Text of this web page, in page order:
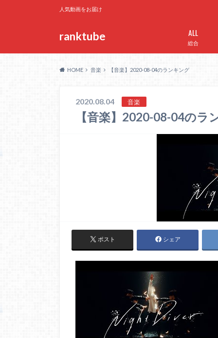
ranktube
人気動画をお届け
総合
ALL
HOME 音楽 【音楽】2020-08-04のランキング
2020.08.04 音楽
【音楽】2020-08-04のラ
ポスト シェア